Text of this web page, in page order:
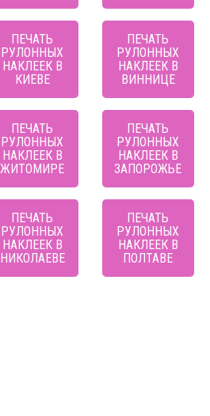
ПЕЧАТЬ
РУЛОННЫХ
НАКЛЕЕК В
КИЕВЕ
ПЕЧАТЬ
РУЛОННЫХ
НАКЛЕЕК В
ВИННИЦЕ
ПЕЧАТЬ
РУЛОННЫХ
НАКЛЕЕК В
ЖИТОМИРЕ
ПЕЧАТЬ
РУЛОННЫХ
НАКЛЕЕК В
ЗАПОРОЖЬЕ
ПЕЧАТЬ
РУЛОННЫХ
НАКЛЕЕК В
НИКОЛАЕВЕ
ПЕЧАТЬ
РУЛОННЫХ
НАКЛЕЕК В
ПОЛТАВЕ